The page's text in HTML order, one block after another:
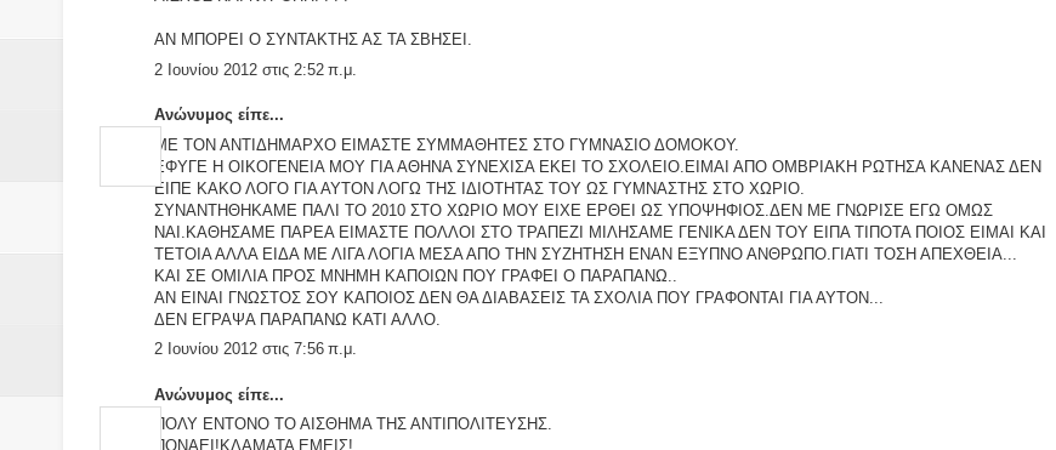
ΑΝ ΜΠΟΡΕΙ Ο ΣΥΝΤΑΚΤΗΣ ΑΣ ΤΑ ΣΒΗΣΕΙ.
2 Ιουνίου 2012 στις 2:52 π.μ.
Ανώνυμος είπε...
ΜΕ ΤΟΝ ΑΝΤΙΔΗΜΑΡΧΟ ΕΙΜΑΣΤΕ ΣΥΜΜΑΘΗΤΕΣ ΣΤΟ ΓΥΜΝΑΣΙΟ ΔΟΜΟΚΟΥ.
ΕΦΥΓΕ Η ΟΙΚΟΓΕΝΕΙΑ ΜΟΥ ΓΙΑ ΑΘΗΝΑ ΣΥΝΕΧΙΣΑ ΕΚΕΙ ΤΟ ΣΧΟΛΕΙΟ.ΕΙΜΑΙ ΑΠΟ ΟΜΒΡΙΑΚΗ ΡΩΤΗΣΑ ΚΑΝΕΝΑΣ ΔΕΝ
ΕΙΠΕ ΚΑΚΟ ΛΟΓΟ ΓΙΑ ΑΥΤΟΝ ΛΟΓΩ ΤΗΣ ΙΔΙΟΤΗΤΑΣ ΤΟΥ ΩΣ ΓΥΜΝΑΣΤΗΣ ΣΤΟ ΧΩΡΙΟ.
ΣΥΝΑΝΤΗΘΗΚΑΜΕ ΠΑΛΙ ΤΟ 2010 ΣΤΟ ΧΩΡΙΟ ΜΟΥ ΕΙΧΕ ΕΡΘΕΙ ΩΣ ΥΠΟΨΗΦΙΟΣ.ΔΕΝ ΜΕ ΓΝΩΡΙΣΕ ΕΓΩ ΟΜΩΣ
ΝΑΙ.ΚΑΘΗΣΑΜΕ ΠΑΡΕΑ ΕΙΜΑΣΤΕ ΠΟΛΛΟΙ ΣΤΟ ΤΡΑΠΕΖΙ ΜΙΛΗΣΑΜΕ ΓΕΝΙΚΑ ΔΕΝ ΤΟΥ ΕΙΠΑ ΤΙΠΟΤΑ ΠΟΙΟΣ ΕΙΜΑΙ ΚΑΙ
ΤΕΤΟΙΑ ΑΛΛΑ ΕΙΔΑ ΜΕ ΛΙΓΑ ΛΟΓΙΑ ΜΕΣΑ ΑΠΟ ΤΗΝ ΣΥΖΗΤΗΣΗ ΕΝΑΝ ΕΞΥΠΝΟ ΑΝΘΡΩΠΟ.ΓΙΑΤΙ ΤΟΣΗ ΑΠΕΧΘΕΙΑ...
ΚΑΙ ΣΕ ΟΜΙΛΙΑ ΠΡΟΣ ΜΝΗΜΗ ΚΑΠΟΙΩΝ ΠΟΥ ΓΡΑΦΕΙ Ο ΠΑΡΑΠΑΝΩ..
ΑΝ ΕΙΝΑΙ ΓΝΩΣΤΟΣ ΣΟΥ ΚΑΠΟΙΟΣ ΔΕΝ ΘΑ ΔΙΑΒΑΣΕΙΣ ΤΑ ΣΧΟΛΙΑ ΠΟΥ ΓΡΑΦΟΝΤΑΙ ΓΙΑ ΑΥΤΟΝ...
ΔΕΝ ΕΓΡΑΨΑ ΠΑΡΑΠΑΝΩ ΚΑΤΙ ΑΛΛΟ.
2 Ιουνίου 2012 στις 7:56 π.μ.
Ανώνυμος είπε...
ΠΟΛΥ ΕΝΤΟΝΟ ΤΟ ΑΙΣΘΗΜΑ ΤΗΣ ΑΝΤΙΠΟΛΙΤΕΥΣΗΣ.
ΠΟΝΑΕΙ!ΚΛΑΜΑΤΑ ΕΜΕΙΣ!